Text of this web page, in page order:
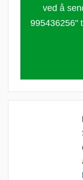
ved å
995436256"